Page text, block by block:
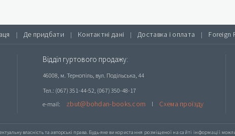
| Де придбати | Контактні дані | Доставка і оплата | Foreign
Відділ гуртового продажу:
46008, м. Тернопіль, вул. Подільська, 44
Тел.: (067) 351-44-52, (067) 350-48-17
e-mail:
zbut@bohdan-books.com l Схема проїзду
власність та авторські права. Будь-яке використання розміщеної на сайті інформації